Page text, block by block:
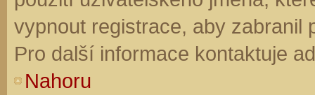
vypnout registrace, aby zabranil
Pro další informace kontaktuje
Nahoru